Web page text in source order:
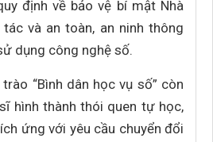
định về bảo vệ bí mật Nhà
và an toàn, an ninh thông
dụng công nghệ số.
“Bình dân học vụ số” còn
hình thành thói quen tự học,
ứng với yêu cầu chuyển đổi